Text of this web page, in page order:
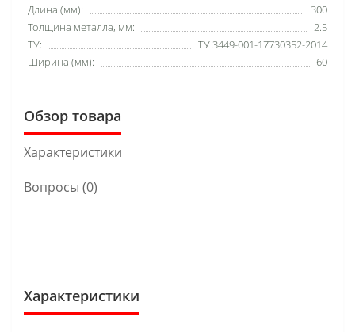
Длина (мм):
300
Толщина металла, мм:
2.5
ТУ:
ТУ 3449-001-17730352-2014
Ширина (мм):
60
Обзор товара
Характеристики
Вопросы (0)
Характеристики